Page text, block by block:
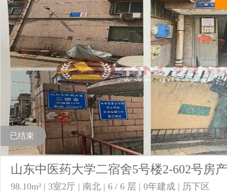
已结束
山东中医药大学二宿舍5号楼2-602号房
98.10m² | 3室2厅 | 南北 | 6 / 6 层 | 0年建成 | 历下区